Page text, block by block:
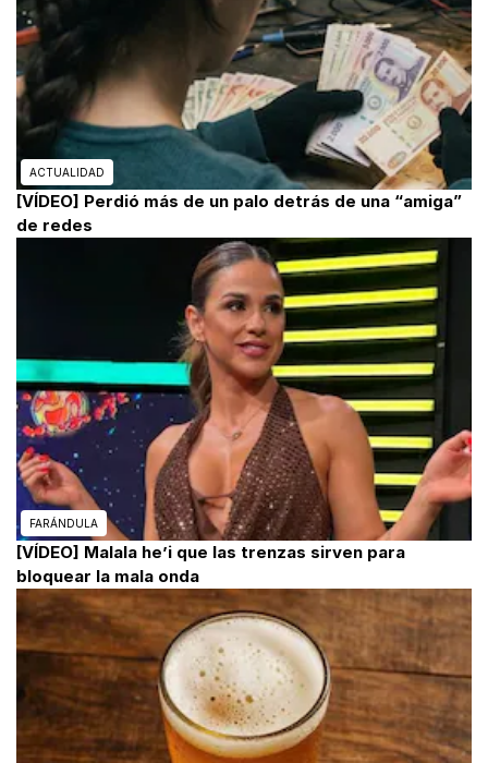
ACTUALIDAD
[VÍDEO] Perdió más de un palo detrás de una “amiga”
de redes
FARÁNDULA
[VÍDEO] Malala he’i que las trenzas sirven para
bloquear la mala onda